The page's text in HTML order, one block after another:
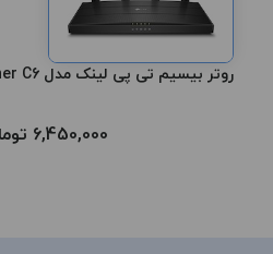
روتر بیسیم تی پی لینک مدل Archer C6
6,450,000 تومان